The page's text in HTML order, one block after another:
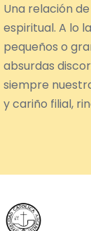
Una relación
espiritual. A lo
pequeños o
absurdas
siempre
y cariño filial,